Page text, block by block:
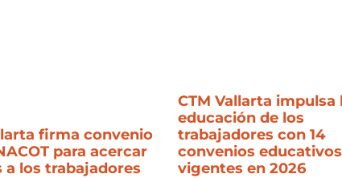
firma convenio
para acercar
a los trabajadores
CTM Vallarta impulsa
educación de los
trabajadores con 14
convenios educativos
vigentes en 2026